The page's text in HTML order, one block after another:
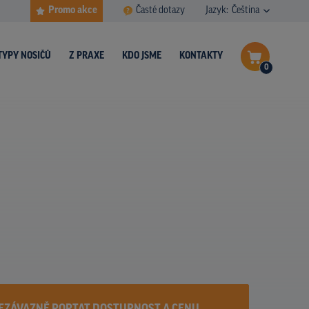
Promo akce Časté dotazy Jazyk: Čeština
0
NOSIČŮ Z PRAXE KDO JSME KONTAKTY